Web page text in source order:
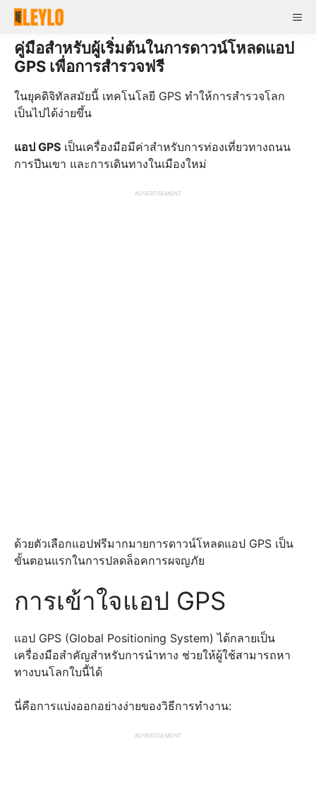
Skip
content
คู่มือสำหรับผู้เริ่มต้นในการดาวน์โหลดแอป
GPS เพื่อการสำรวจฟรี
ในยุคดิจิทัลสมัยนี้ เทคโนโลยี GPS ทำให้การสำรวจโลก
เป็นไปได้ง่ายขึ้น
แอป GPS เป็นเครื่องมือมีค่าสำหรับการท่องเที่ยวทางถนน
การปีนเขา และการเดินทางในเมืองใหม่
ADVERTISEMENT
ด้วยตัวเลือกแอปฟรีมากมายการดาวน์โหลดแอป GPS เป็น
ขั้นตอนแรกในการปลดล็อคการผจญภัย
การเข้าใจแอป GPS
แอป GPS (Global Positioning System) ได้กลายเป็น
เครื่องมือสำคัญสำหรับการนำทาง ช่วยให้ผู้ใช้สามารถหา
ทางบนโลกใบนี้ได้
นี่คือการแบ่งออกอย่างง่ายของวิธีการทำงาน:
ADVERTISEMENT